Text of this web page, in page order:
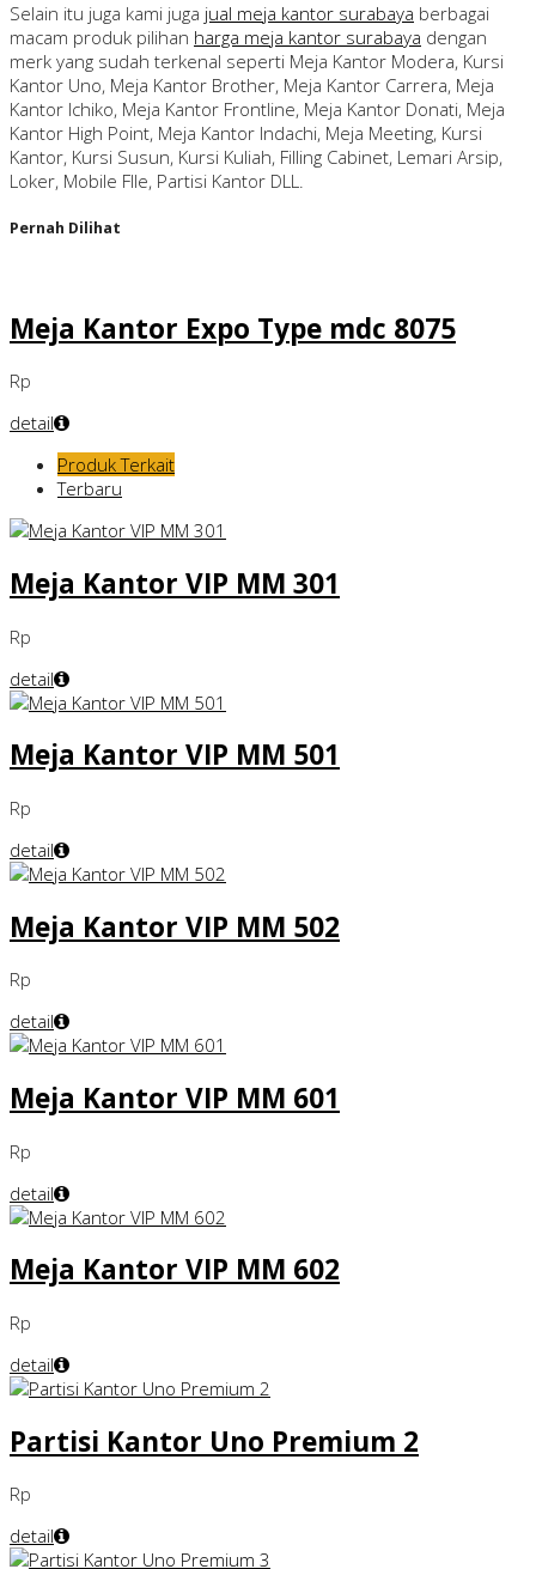
Selain itu juga kami juga jual meja kantor surabaya berbagai
macam produk pilihan harga meja kantor surabaya dengan
merk yang sudah terkenal seperti Meja Kantor Modera, Kursi
Kantor Uno, Meja Kantor Brother, Meja Kantor Carrera, Meja
Kantor Ichiko, Meja Kantor Frontline, Meja Kantor Donati, Meja
Kantor High Point, Meja Kantor Indachi, Meja Meeting, Kursi
Kantor, Kursi Susun, Kursi Kuliah, Filling Cabinet, Lemari Arsip,
Loker, Mobile FIle, Partisi Kantor DLL.
Pernah Dilihat
Meja Kantor Expo Type mdc 8075
Rp
detail
Produk Terkait
Terbaru
Meja Kantor VIP MM 301
Rp
detail
Meja Kantor VIP MM 501
Rp
detail
Meja Kantor VIP MM 502
Rp
detail
Meja Kantor VIP MM 601
Rp
detail
Meja Kantor VIP MM 602
Rp
detail
Partisi Kantor Uno Premium 2
Rp
detail